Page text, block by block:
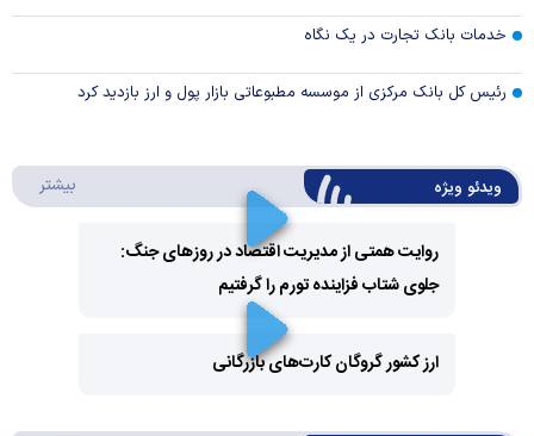
خدمات بانک تجارت در یک نگاه
رئیس کل بانک مرکزی از موسسه مطبوعاتی بازار پول و ارز بازدید کرد
ویدئو ویژه بیشتر
Play
Video
روایت همتی از مدیریت اقتصاد در روزهای جنگ:
جلوی شتاب فزاینده تورم را گرفتیم
ارز کشور گروگان کارت‌های بازرگانی